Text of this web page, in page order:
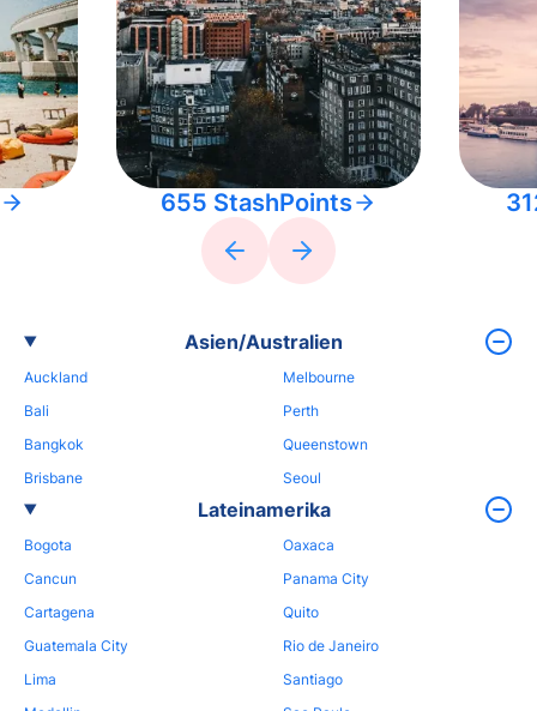
655 StashPoints
Asien/Australien
Auckland
Bali
Bangkok
Brisbane
Melbourne
Perth
Queenstown
Seoul
Lateinamerika
Bogota
Cancun
Cartagena
Guatemala City
Lima
Oaxaca
Panama City
Quito
Rio de Janeiro
Santiago